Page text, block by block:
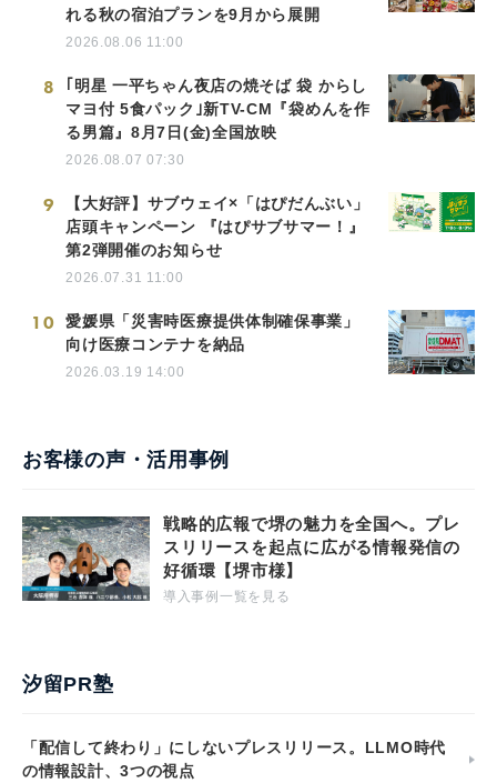
れる秋の宿泊プランを9月から展開
2026.08.06 11:00
8
｢明星 一平ちゃん夜店の焼そば 袋 からし
マヨ付 5食パック｣新TV-CM『袋めんを作
る男篇』8月7日(金)全国放映
2026.08.07 07:30
9
【大好評】サブウェイ×「はぴだんぶい」
店頭キャンペーン 『はぴサブサマー！』
第2弾開催のお知らせ
2026.07.31 11:00
10
愛媛県「災害時医療提供体制確保事業」
向け医療コンテナを納品
2026.03.19 14:00
お客様の声・活用事例
戦略的広報で堺の魅力を全国へ。プレ
スリリースを起点に広がる情報発信の
好循環【堺市様】
導入事例一覧を見る
汐留PR塾
「配信して終わり」にしないプレスリリース。LLMO時代
の情報設計、3つの視点